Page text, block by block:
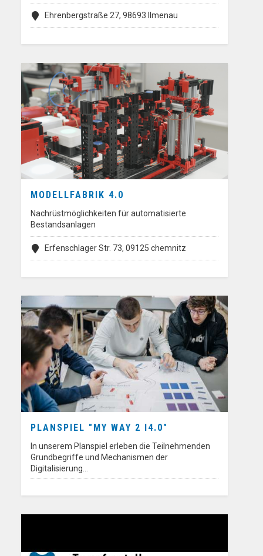
Ehrenbergstraße 27, 98693 Ilmenau
MODELLFABRIK 4.0
Nachrüstmöglichkeiten für automatisierte
Bestandsanlagen
Erfenschlager Str. 73, 09125 chemnitz
PLANSPIEL "MY WAY 2 I4.0"
In unserem Planspiel erleben die Teilnehmenden
Grundbegriffe und Mechanismen der
Digitalisierung…